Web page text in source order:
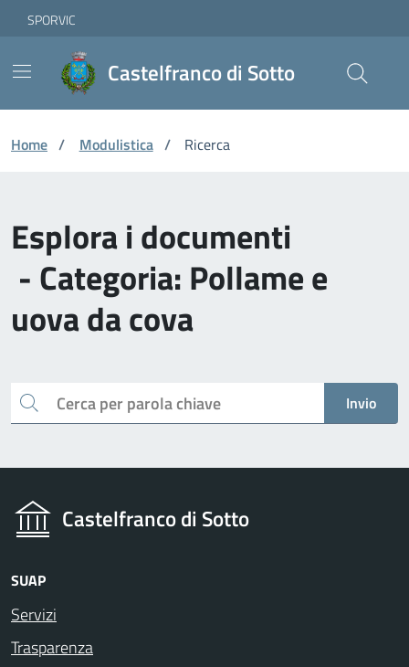
Skip to Main Content
Vai ai contenuti
Vai al footer
SPORVIC
Castelfranco di Sotto
Home / Modulistica / Ricerca
Esplora i documenti
- Categoria: Pollame e
uova da cova
Cerca Invio
Castelfranco di Sotto
SUAP
Servizi
Trasparenza